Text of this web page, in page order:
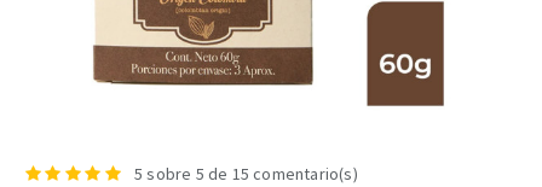
5 sobre 5 de 15 comentario(s)